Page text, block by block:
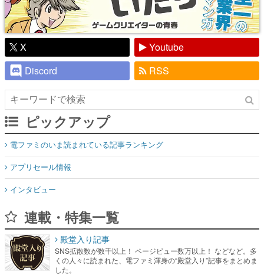
X
Youtube
Discord
RSS
ピックアップ
電ファミのいま読まれている記事ランキング
アプリセール情報
インタビュー
連載・特集一覧
殿堂入り記事
SNS拡散数が数千以上！ ページビュー数万以上！ などなど。多
くの人々に読まれた、電ファミ渾身の“殿堂入り”記事をまとめま
した。